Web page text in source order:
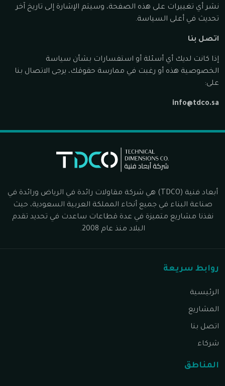
نشر أي تغييرات على هذه الصفحة، وسيتم الإشارة إلى تاريخ آخر
تحديث في أعلى السياسة.
اتصل بنا
إذا كانت لديك أي أسئلة أو استفسارات بشأن سياسة
الخصوصية هذه أو رغبت في ممارسة حقوقك، يرجى الاتصال بنا
على:
info@tdco.sa
أبعاد فنية (TDCO) هي شركة مقاولات رائدة في الرياض ورائدة في
صناعة البناء في جميع أنحاء المملكة العربية السعودية، حيث
نفذنا مشاريع متميزة في عدة قطاعات ساعدت في تحديد تقدم
البلاد منذ عام 2008.
روابط سريعة
الرئيسية
المشاريع
اتصل بنا
شركاء
المناطق